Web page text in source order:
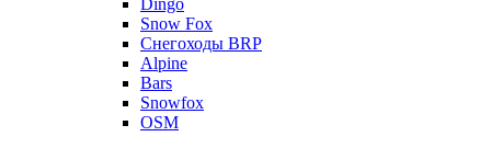
Dingo
Snow Fox
Снегоходы BRP
Alpine
Bars
Snowfox
OSM